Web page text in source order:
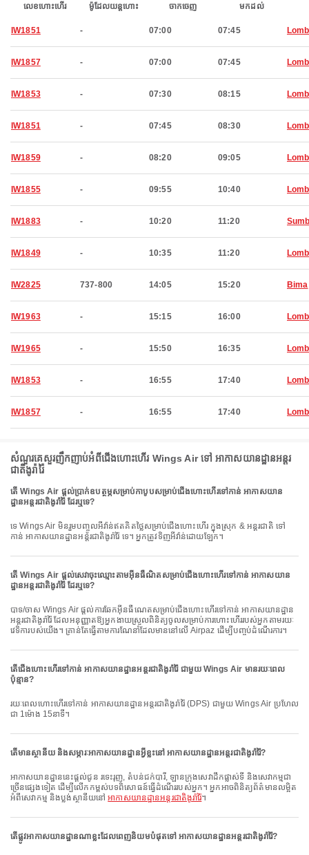
លេខហោះហើរ ម៉ូដែលយន្តហោះ ចាកចេញ មកដល់
IW1851 - 07:00 07:45
IW1857 - 07:00 07:45
IW1853 - 07:30 08:15
IW1851 - 07:45 08:30
IW1859 - 08:20 09:05
IW1855 - 09:55 10:40
IW1883 - 10:20 11:20
IW1849 - 10:35 11:20
IW2825 737-800 14:05 15:20 Bima
IW1963 - 15:15 16:00
IW1965 - 15:50 16:35
IW1853 - 16:55 17:40
IW1857 - 16:55 17:40
សំណួរគេសួរញឹកញាប់អំពីជើងហោះហើរ Wings Air ទៅ អាកាសយានដ្ឋានអន្តរ
ជាតិងូរ៉ារ៉ៃ
តើ Wings Air ផ្តល់ប្រាក់ឧបត្ថម្ភសម្រាប់កាបូបសម្រាប់ជើងហោះហើរទៅកាន់ អាកាសយាន
ដ្ឋានអន្តរជាតិងូរ៉ារ៉ៃ ដែរឬទេ?
ទេ Wings Air មិនរួមបញ្ចូលអីវ៉ាន់ឥតគិតថ្លៃសម្រាប់ជើងហោះហើរ ក្នុងស្រុក & អន្តរជាតិ ទៅ
កាន់ អាកាសយានដ្ឋានអន្តរជាតិងូរ៉ារ៉ៃ ទេ។ អ្នកត្រូវទិញអីវ៉ាន់ដោយឡែក។
តើ Wings Air ផ្តល់សេវាចុះឈ្មោះតាមអ៊ីនធឺណិតសម្រាប់ជើងហោះហើរទៅកាន់ អាកាសយាន
ដ្ឋានអន្តរជាតិងូរ៉ារ៉ៃ ដែរឬទេ?
បាទ/ចាស Wings Air ផ្តល់ការឆែកអ៊ីនធឺណេតសម្រាប់ជើងហោះហើរទៅកាន់ អាកាសយានដ្ឋាន
អន្តរជាតិងូរ៉ារ៉ៃ ដែលអនុញ្ញាតឱ្យអ្នកងាយស្រួលពិនិត្យចូលសម្រាប់ការហោះហើររបស់អ្នកតាមរយៈ
វេទិការបស់យើង។ គ្រាន់តែធ្វើតាមការណែនាំដែលមាននៅលើ Airpaz ដើម្បីបញ្ចប់ដំណើរការ។
តើជើងហោះហើរទៅកាន់ អាកាសយានដ្ឋានអន្តរជាតិងូរ៉ារ៉ៃ ជាមួយ Wings Air មានរយៈពេល
ប៉ុន្មាន?
រយៈពេលហោះហើរទៅកាន់ អាកាសយានដ្ឋានអន្តរជាតិងូរ៉ារ៉ៃ (DPS) ជាមួយ Wings Air ប្រហែល
ជា 1ម៉ោង 15នាទី។
តើមានស្ថានីយ និងសម្ភារៈអាកាសយានដ្ឋានអ្វីខ្លះនៅ អាកាសយានដ្ឋានអន្តរជាតិងូរ៉ារ៉ៃ?
អាកាសយានដ្ឋាននេះផ្តល់ជូន រទេះរុញ, តំបន់ជក់បារី, ឡានក្រុងសេវាដឹកផ្លាស់ទី និងសេវាកម្មជា
ច្រើនផ្សេងទៀត ដើម្បីលើកកម្ពស់បទពិសោធន៍ធ្វើដំណើររបស់អ្នក។ អ្នកអាចពិនិត្យព័ត៌មានលម្អិត
អំពីសេវាកម្ម និងប្លង់ស្ថានីយនៅអាកាសយានដ្ឋានអន្តរជាតិងូរ៉ារ៉ៃ។
តើផ្លូវអាកាសយានដ្ឋានណាខ្លះដែលពេញនិយមបំផុតទៅ អាកាសយានដ្ឋានអន្តរជាតិងូរ៉ារ៉ៃ?